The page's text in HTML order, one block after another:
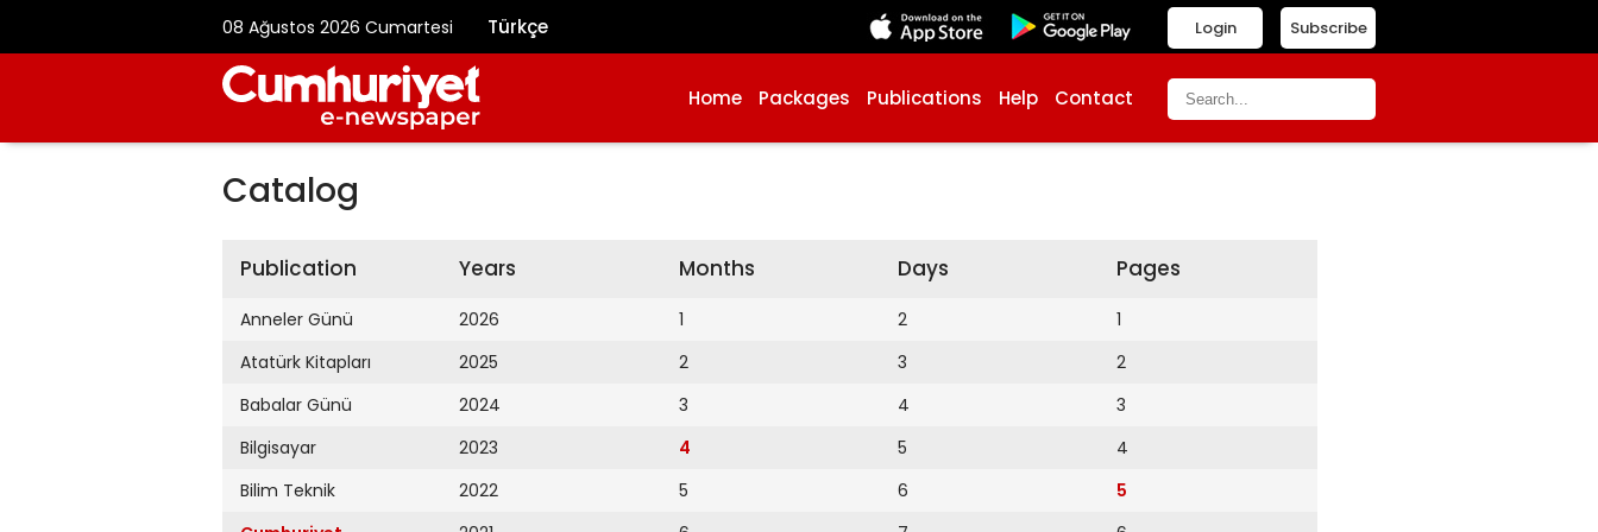
08 Ağustos 2026 Cumartesi Türkçe Subscribe
Login
Home Packages Publications Help Contact
Catalog
Publication
Anneler Günü
Atatürk Kitapları
Babalar Günü
Bilgisayar
Bilim Teknik
Years
2026
2025
2024
2023
2022
Months
1
2
3
4
5
Days
2
3
4
5
6
Pages
1
2
3
4
5